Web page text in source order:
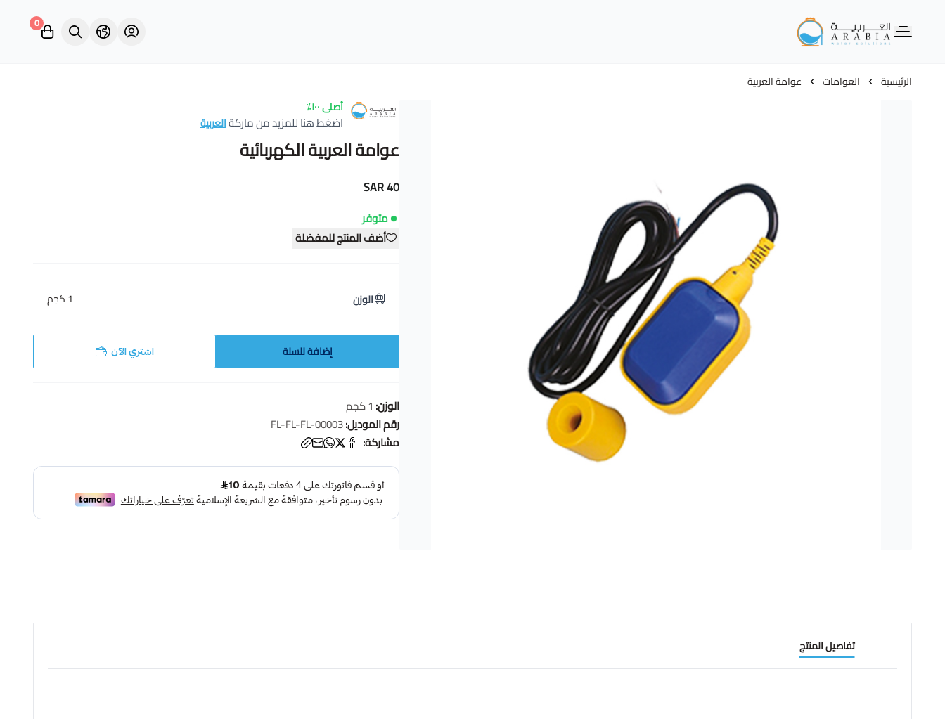
Alarabia Store - متجر العربية
0
الرئيسية العوامات
عوامة العربية
أصلى ١٠٠٪
اضغط هنا للمزيد من ماركةالعربية
عوامة العربية الكهربائية
40 SAR
متوفر
أضف المنتج للمفضلة
الوزن 1 كجم
إضافة للسلة اشتري الآن
الوزن: 1 كجم
رقم الموديل:FL-FL-FL-00003
مشاركة:
تفاصيل المنتج